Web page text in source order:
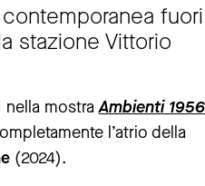
contemporanea
stazione Vittorio
nella mostraAmbienti
l’atrio della
(2024).